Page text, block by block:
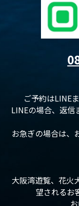
ご予約はLINE
LINEの場合、返信
お急ぎの場合は、
大阪湾遊覧、花火
望されるお